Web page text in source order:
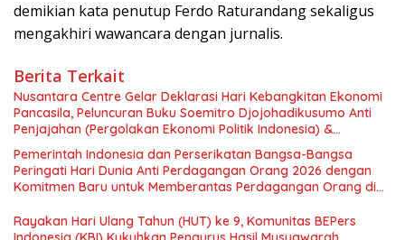
demikian kata penutup Ferdo Raturandang sekaligus
mengakhiri wawancara dengan jurnalis.
Berita Terkait
Nusantara Centre Gelar Deklarasi Hari Kebangkitan Ekonomi
Pancasila, Peluncuran Buku Soemitro Djojohadikusumo Anti
Penjajahan (Pergolakan Ekonomi Politik Indonesia) &
Simposium Nasional “Urgensi Undang-Undang Perekonomian
Nasional dan Kesejahteraan Sosial dalam Menata Bangsa
Menuju Indonesia Emas 2045”,
Pemerintah Indonesia dan Perserikatan Bangsa-Bangsa
Peringati Hari Dunia Anti Perdagangan Orang 2026 dengan
Komitmen Baru untuk Memberantas Perdagangan Orang di
Rayakan Hari Ulang Tahun (HUT) ke 9, Komunitas BEPers